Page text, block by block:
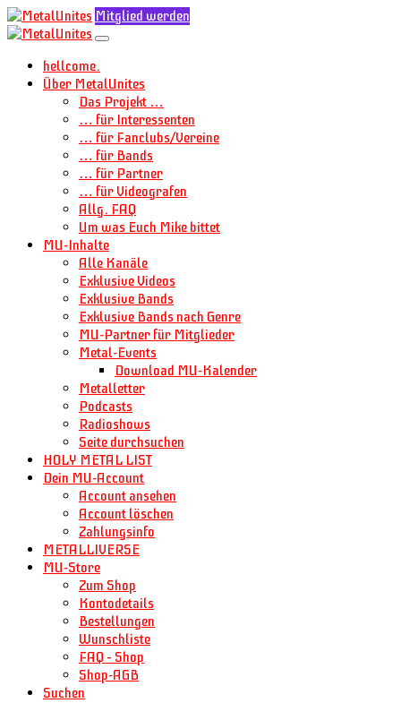
Mitglied werden
hellcome.
Über MetalUnites
Das Projekt …
… für Interessenten
… für Fanclubs/Vereine
… für Bands
… für Partner
… für Videografen
Allg. FAQ
Um was Euch Mike bittet
MU-Inhalte
Alle Kanäle
Exklusive Videos
Exklusive Bands
Exklusive Bands nach Genre
MU-Partner für Mitglieder
Metal-Events
Download MU-Kalender
Metalletter
Podcasts
Radioshows
Seite durchsuchen
HOLY METAL LIST
Dein MU-Account
Account ansehen
Account löschen
Zahlungsinfo
METALLIVERSE
MU-Store
Zum Shop
Kontodetails
Bestellungen
Wunschliste
FAQ – Shop
Shop-AGB
Suchen